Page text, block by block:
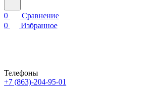
0
Сравнение
0
Избранное
Телефоны
+7 (863)-204-95-01